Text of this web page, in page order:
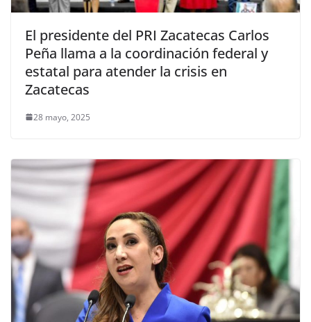
El presidente del PRI Zacatecas Carlos
Peña llama a la coordinación federal y
estatal para atender la crisis en
Zacatecas
28 mayo, 2025